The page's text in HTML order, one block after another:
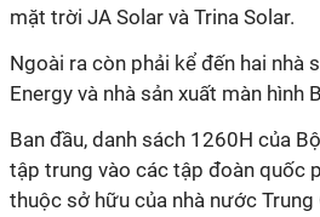
mặt trời JA Solar và Trina Solar.
Ngoài ra còn phải kể đến hai nhà
Energy và nhà sản xuất màn hình
Ban đầu, danh sách 1260H của
tập trung vào các tập đoàn quốc
thuộc sở hữu của nhà nước Trung